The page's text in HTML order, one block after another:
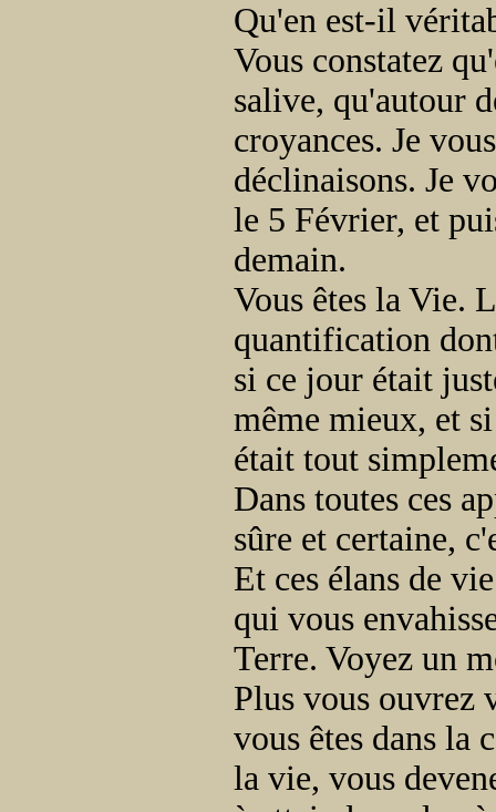
Qu'en est-il
Vous constatez
salive, qu'autour
croyances. Je
déclinaisons. Je
le 5 Février, et
demain.
Vous êtes la Vie.
quantification
si ce jour était
même mieux, et
était tout
Dans toutes ces
sûre et certaine,
Et ces élans de
qui vous
Terre. Voyez un
Plus vous ouvrez
vous êtes dans la
la vie, vous